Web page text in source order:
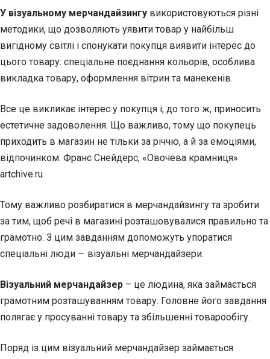
У візуальному мерчандайзингу використовуються різні
методики, що дозволяють уявити товар у найбільш
вигідному світлі і спонукати покупця виявити інтерес до
цього товару: спеціальне поєднання кольорів, особлива
викладка товару, оформлення вітрин та манекенів.
Все це викликає інтерес у покупця і, до того ж, приносить
естетичне задоволення. Що важливо, тому що покупець
приходить в магазин не тільки за річчю, а й за емоціями,
відпочинком. Франс Снейдерс, «Овочева крамниця»
artchive.ru
Тому важливо розбиратися в мерчандайзингу та зробити
за тим, щоб речі в магазині розташовувалися правильно та
грамотно. З цим завданням допоможуть упоратися
спеціальні люди — візуальні мерчандайзери.
Візуальний мерчандайзер – це людина, яка займається
грамотним розташуванням товару. Головне його завдання
полягає у просуванні товару та збільшенні товарообігу.
Поряд із цим візуальний мерчандайзер займається